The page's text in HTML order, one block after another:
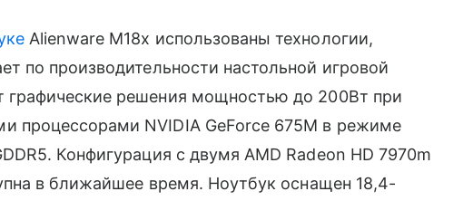
Alienware M18x использованы технологии,
по производительности настольной игровой
графические решения мощностью до 200Вт при
процессорами NVIDIA GeForce 675M в режиме
Конфигурация с двумя AMD Radeon HD 7970m
в ближайшее время. Ноутбук оснащен 18,4-